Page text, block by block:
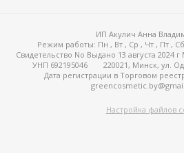
ИП Акулич Анна
Режим работы: Пн , Вт , Ср , Чт , Пт ,
Свидетельство No Выдано 13 августа 2024
УНП 692195046
220021, Минск, ул.
Дата регистрации в Торговом
Настройка файлов